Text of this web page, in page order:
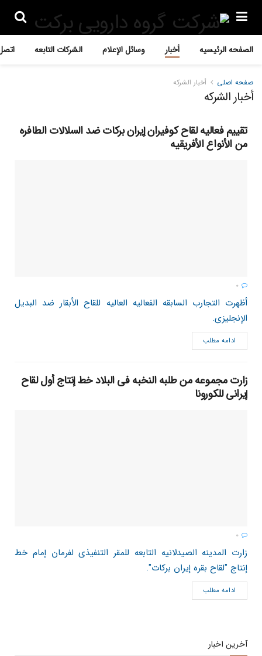
الصفحه الرئیسیه أخبار وسائل الإعلام الشرکات التابعه
صفحه اصلی أخبار الشرکه
أخبار الشرکه
تقییم فعالیه لقاح کوفیران إیران برکات ضد السلالات الطافره
من الأنواع الأفریقیه
أظهرت التجارب السابقه الفعالیه العالیه للقاح الأبقار ضد البدیل
الإنجلیزی.
ادامه مطلب
زارت مجموعه من طلبه النخبه فی البلاد خط إنتاج أول لقاح
إیرانی للکورونا
زارت المدینه الصیدلانیه التابعه للمقر التنفیذی لفرمان إمام خط
إنتاج "لقاح بقره إیران برکات".
ادامه مطلب
آخرین اخبار